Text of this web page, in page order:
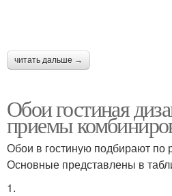
читать дальше →
Обои гостиная
приемы
Обои в гостиную подбирают по
Основные представлены в
1.